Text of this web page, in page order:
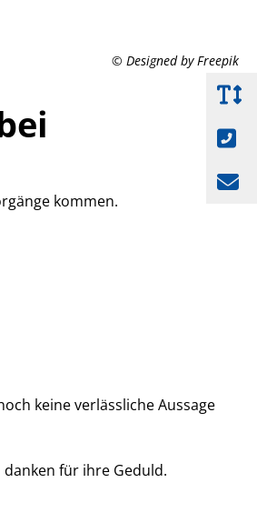
© Designed by Freepik
kommen.
keine verlässliche Aussage
für ihre Geduld.